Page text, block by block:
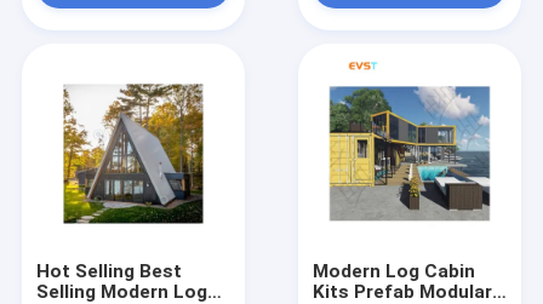
Hot Selling Best
Selling Modern Log
Modern Log Cabin
Kits Prefab Modular